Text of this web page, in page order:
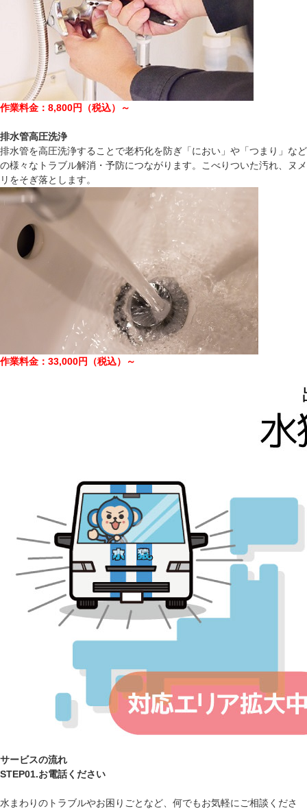
作業料金：8,800円（税込）～
排水管高圧洗浄
排水管を高圧洗浄することで老朽化を防ぎ「におい」や「つまり」など
の様々なトラブル解消・予防につながります。こべりついた汚れ、ヌメ
リをそぎ落とします。
作業料金：33,000円（税込）～
サービスの流れ
STEP01.お電話ください
水まわりのトラブルやお困りごとなど、何でもお気軽にご相談くださ